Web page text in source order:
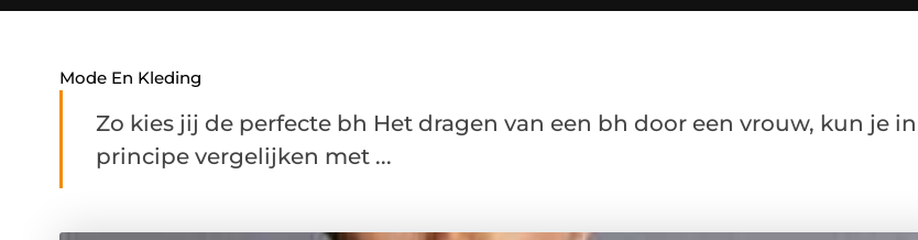
Mode En Kleding
Zo kies jij de perfecte bh Het dragen van een bh door een vrouw, kun je in
principe vergelijken met ...